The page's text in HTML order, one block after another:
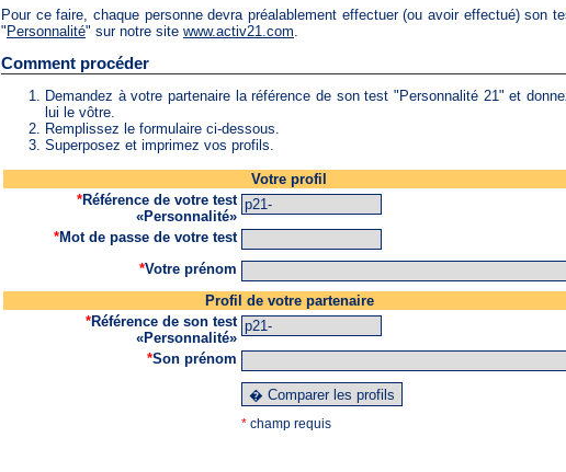
Pour ce faire, chaque personne devra préalablement effectuer (ou avoir effectué) son
" Personnalité" sur notre site www.activ21.com
Comment procéder
Demandez à votre partenaire la référence de son test "Personnalité 21" et
lui le vôtre.
Remplissez le formulaire ci-dessous.
Superposez et imprimez vos profils.
Votre profil
*Référence de votre test
«Personnalité»
*Mot de passe de votre test
*Votre prénom
Profil de votre partenaire
*Référence de son test
«Personnalité»
*Son prénom
* champ requis